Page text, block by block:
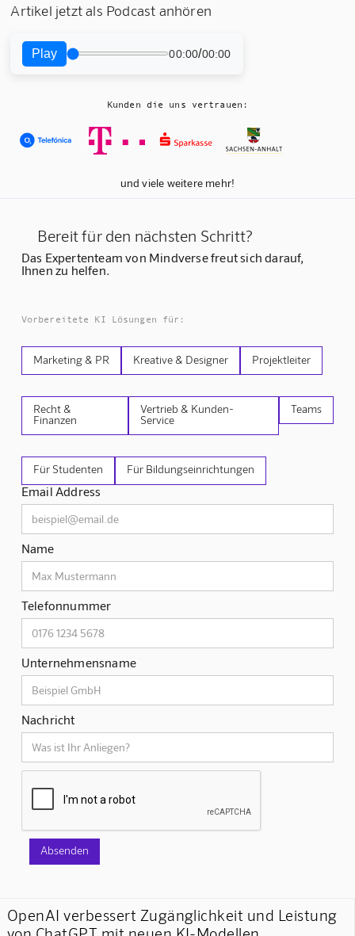
Artikel jetzt als Podcast anhören
Play 00:00/00:00
Kunden die uns vertrauen:
und viele weitere mehr!
Bereit für den nächsten Schritt?
Das Expertenteam von Mindverse freut sich darauf,
Ihnen zu helfen.
Vorbereitete KI Lösungen für:
Marketing & PR Kreative & Designer Projektleiter
Recht &
Finanzen
Vertrieb & Kunden-
Service
Teams
Für Studenten Für Bildungseinrichtungen
Email Address
Name
Telefonnummer
Unternehmensname
Nachricht
OpenAI verbessert Zugänglichkeit und Leistung